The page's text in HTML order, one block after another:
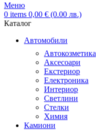
Меню
0 items 0,00 € (0.00 лв.)
Каталог
Автомобили
Автокозметика
Аксесоари
Екстериор
Електроника
Интериор
Светлини
Стелки
Химия
Камиони